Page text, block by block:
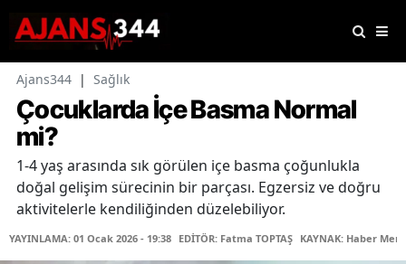
Ajans344 | Sağlık
Çocuklarda İçe Basma Normal
mi?
1-4 yaş arasında sık görülen içe basma çoğunlukla
doğal gelişim sürecinin bir parçası. Egzersiz ve doğru
aktivitelerle kendiliğinden düzelebiliyor.
YAYINLAMA: 01 Ocak 2026 - 19:38 EDİTÖR: Fatma TOPTAŞ KAYNAK: Haber